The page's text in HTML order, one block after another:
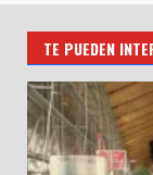
TE PUEDEN